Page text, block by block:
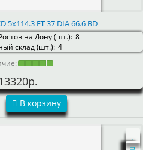
5x114.3 ET 37 DIA 66.6 BD
на Дону (шт.): 8
склад (шт.): 4
13320р.
В корзину